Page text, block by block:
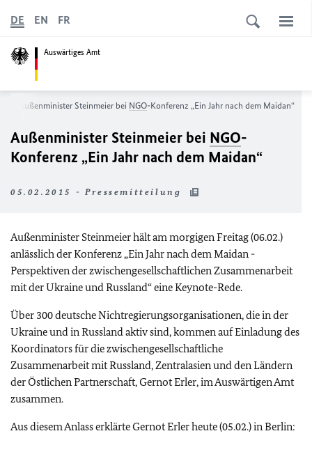
Auswärtiges Amt
DE EN FR
Außenminister Steinmeier bei NGO-Konferenz „Ein Jahr nach dem Maidan“
Außenminister Steinmeier bei NGO-
Konferenz „Ein Jahr nach dem Maidan“
05.02.2015 - Pressemitteilung
Außenminister Steinmeier hält am morgigen Freitag (06.02.)
anlässlich der Konferenz „Ein Jahr nach dem Maidan -
Perspektiven der zwischengesellschaftlichen Zusammenarbeit
mit der Ukraine und Russland“ eine Keynote-Rede.
Über 300 deutsche Nichtregierungsorganisationen, die in der
Ukraine und in Russland aktiv sind, kommen auf Einladung des
Koordinators für die zwischengesellschaftliche
Zusammenarbeit mit Russland, Zentralasien und den Ländern
der Östlichen Partnerschaft, Gernot Erler, im Auswärtigen Amt
zusammen.
Aus diesem Anlass erklärte Gernot Erler heute (05.02.) in Berlin: